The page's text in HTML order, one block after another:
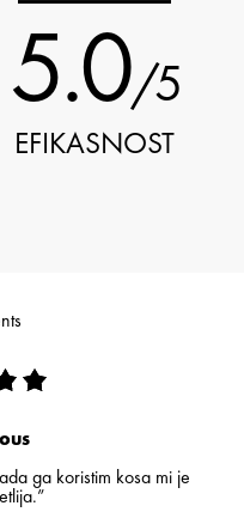
5.0/5
EFIKASNOST
ga koristim kosa mi je